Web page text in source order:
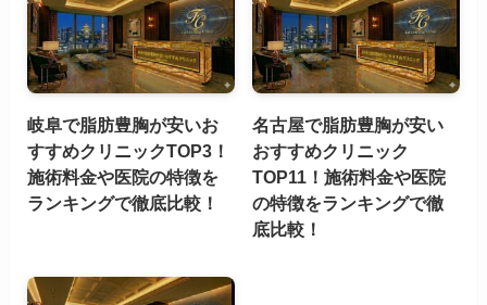
岐阜で脂肪豊胸が安いお
すすめクリニックTOP3！
施術料金や医院の特徴を
ランキングで徹底比較！
名古屋で脂肪豊胸が安い
おすすめクリニック
TOP11！施術料金や医院
の特徴をランキングで徹
底比較！